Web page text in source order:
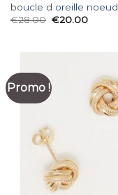
boucle d oreille noeud
€28.00 €20.00
Promo !